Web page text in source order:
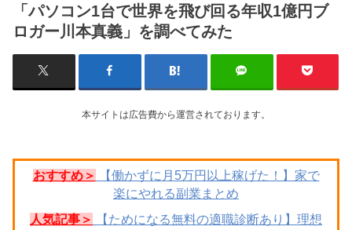
「パソコン1台で世界を飛び回る年収1億円ブ
ロガー川本真義」を調べてみた
本サイトは広告費から運営されております。
おすすめ＞
【働かずに月5万円以上稼げた！】家で
楽にやれる副業まとめ
人気記事＞
【ためになる無料の適職診断あり】理想